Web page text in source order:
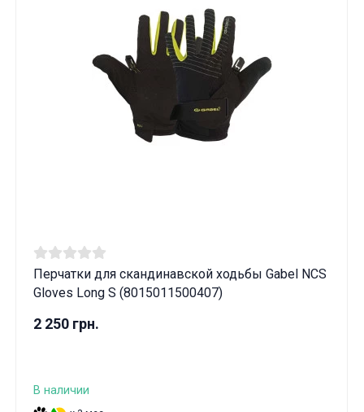
Перчатки для скандинавской ходьбы Gabel NCS
Gloves Long S (8015011500407)
2 250 грн.
В наличии